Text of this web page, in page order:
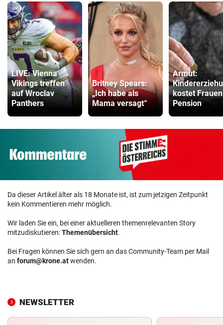
LIVE: Vienna
Vikings treffen
auf Wroclav
Panthers
Britney Spears:
„Ich habe als
Mama versagt“
Armut:
kostet
Pension
Da dieser Artikel älter als 18 Monate ist, ist zum jetzigen Zeitpunkt
kein Kommentieren mehr möglich.
Wir laden Sie ein, bei einer aktuelleren themenrelevanten Story
mitzudiskutieren:Themenübersicht.
Bei Fragen können Sie sich gern an das Community-Team per Mail
an forum@krone.atwenden.
NEWSLETTER